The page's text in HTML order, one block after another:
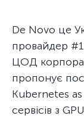
Контакти
De Novo це
провайдер #1
ЦОД
пропонує
Kubernetes
сервісів з